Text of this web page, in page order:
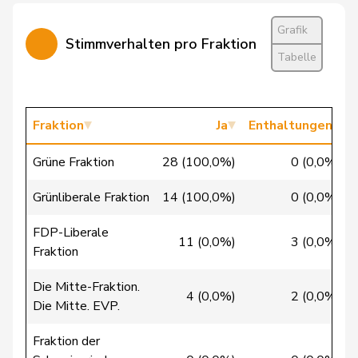
RL
TI
Christ
Katja glp GL
BS
Crottaz
de Courten
SVP
BL
de la
Reussille
Stimmverhalten pro Fraktion
Grafik
Tabelle
Fraktion Ja Enthaltungen
Grüne Fraktion 28 (100,0%)
0 (0,0%)
Grünliberale Fraktion
14 (100,0%)
0 (0,0%)
FDP-Liberale
Fraktion
11 (0,0%) 3 (0,0%)
Die Mitte-Fraktion.
Die Mitte. EVP.
4 (0,0%) 2 (0,0%)
Fraktion der